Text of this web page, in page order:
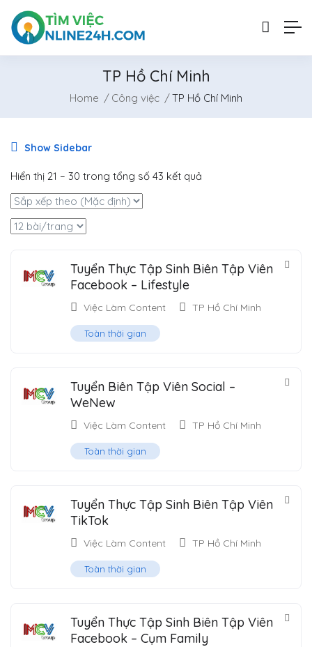
TP Hồ Chí Minh
Home Công việc TP Hồ Chí Minh
Show Sidebar
Hiển thị 21 – 30 trong tổng số 43 kết quả
Tuyển Thực Tập Sinh Biên Tập Viên
Facebook – Lifestyle
Việc Làm Content TP Hồ Chí Minh
Toàn thời gian
Tuyển Biên Tập Viên Social –
WeNew
Việc Làm Content TP Hồ Chí Minh
Toàn thời gian
Tuyển Thực Tập Sinh Biên Tập Viên
TikTok
Việc Làm Content TP Hồ Chí Minh
Toàn thời gian
Tuyển Thực Tập Sinh Biên Tập Viên
Facebook – Cụm Family